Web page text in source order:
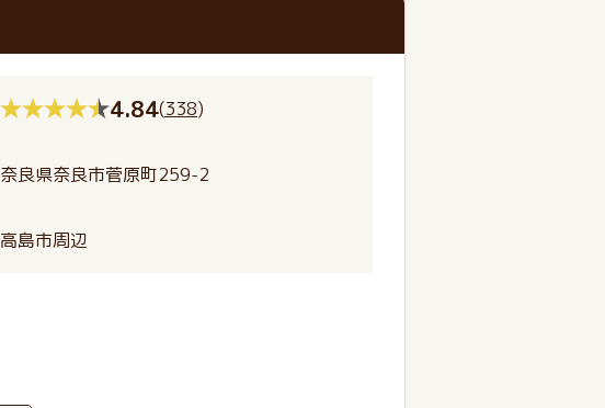
4.84(338)
奈良県奈良市菅原町259-2
高島市周辺